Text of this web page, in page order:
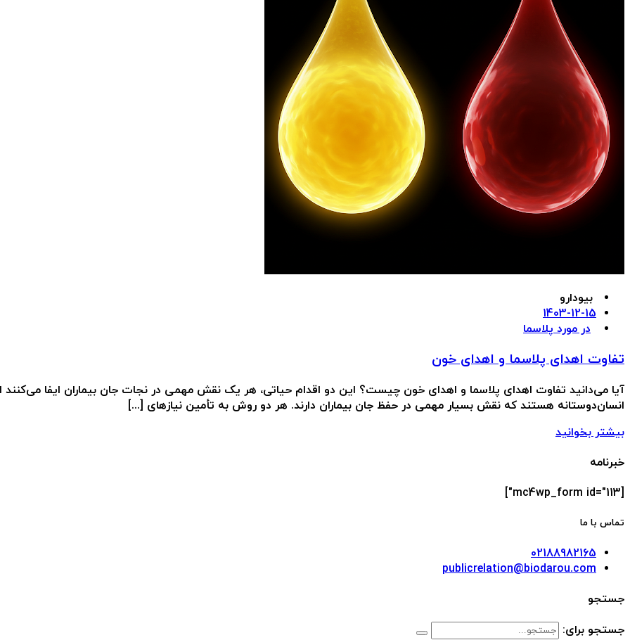
بیودارو
1403-12-15
در مورد پلاسما
تفاوت اهدای پلاسما و اهدای خون
آیا می‌دانید تفاوت اهدای پلاسما و اهدای خون چیست؟ این دو اقدام حیاتی، هر یک نقش مهمی در نجات جان بیماران ایفا می‌کنند
انسان‌دوستانه هستند که نقش بسیار مهمی در حفظ جان بیماران دارند. هر دو روش به تأمین نیازهای [...]
بیشتر بخوانید
خبرنامه
[mc4wp_form id="113"]
تماس با ما
02188982165
publicrelation@biodarou.com
جستجو
جستجو برای: